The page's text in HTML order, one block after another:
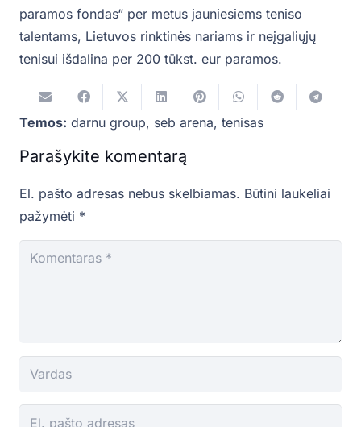
paramos fondas“ per metus jauniesiems teniso
talentams, Lietuvos rinktinės nariams ir neįgaliųjų
tenisui išdalina per 200 tūkst. eur paramos.
Temos: darnu group, seb arena, tenisas
Parašykite komentarą
El. pašto adresas nebus skelbiamas. Būtini laukeliai
pažymėti *